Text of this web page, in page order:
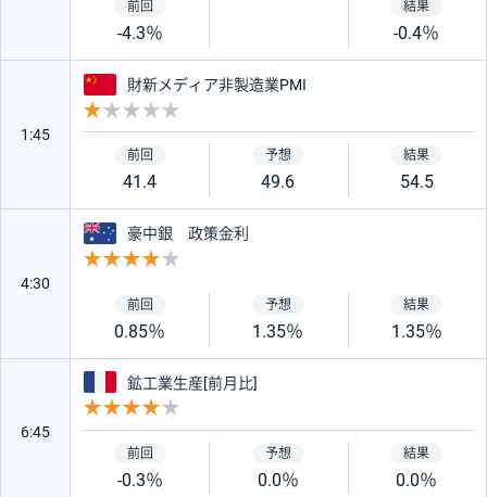
-4.3％ -0.4％
1:45
中国
財新メディア非製造業PMI
41.4 49.6 54.5
4:30
オーストラリア
豪中銀 政策金利
0.85％ 1.35％ 1.35％
6:45
フランス
鉱工業生産[前月比]
-0.3％ 0.0％ 0.0％